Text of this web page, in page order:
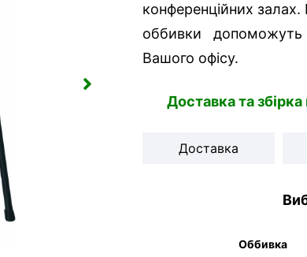
конференційних
оббивки допоможуть
Вашого офісу.
Доставка та
Доставка
Оббивка